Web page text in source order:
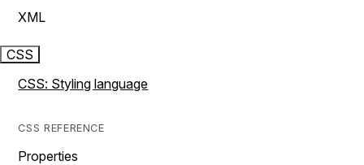
XML
CSS
CSS: Styling language
CSS REFERENCE
Properties